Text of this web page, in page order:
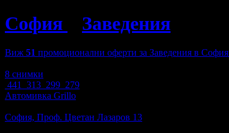
София Заведения
Виж 51 промоционални оферти за Заведения в София
8 снимки
441
313 299 279
Автомивка Grillo
София, Проф. Цветан Лазаров 13